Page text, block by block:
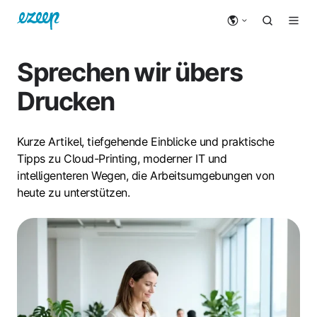
Sprechen wir übers
Drucken
Kurze Artikel, tiefgehende Einblicke und praktische
Tipps zu Cloud-Printing, moderner IT und
intelligenteren Wegen, die Arbeitsumgebungen von
heute zu unterstützen.